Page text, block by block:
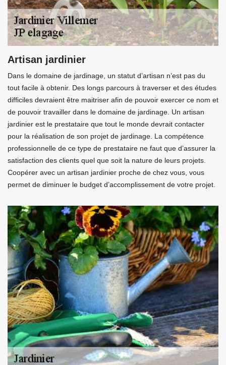
Artisan jardinier
Dans le domaine de jardinage, un statut d’artisan n’est pas du
tout facile à obtenir. Des longs parcours à traverser et des études
difficiles devraient être maitriser afin de pouvoir exercer ce nom et
de pouvoir travailler dans le domaine de jardinage. Un artisan
jardinier est le prestataire que tout le monde devrait contacter
pour la réalisation de son projet de jardinage. La compétence
professionnelle de ce type de prestataire ne faut que d’assurer la
satisfaction des clients quel que soit la nature de leurs projets.
Coopérer avec un artisan jardinier proche de chez vous, vous
permet de diminuer le budget d’accomplissement de votre projet.